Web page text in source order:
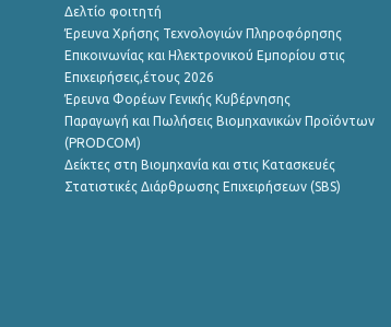
Δελτίο φοιτητή
Έρευνα Χρήσης Τεχνολογιών Πληροφόρησης
Επικοινωνίας και Ηλεκτρονικού Εμπορίου στις
Επιχειρήσεις,έτους 2026
Έρευνα Φορέων Γενικής Κυβέρνησης
Παραγωγή και Πωλήσεις Βιομηχανικών Προϊόντων
(PRODCOM)
Δείκτες στη Βιομηχανία και στις Κατασκευές
Στατιστικές Διάρθρωσης Επιχειρήσεων (SBS)